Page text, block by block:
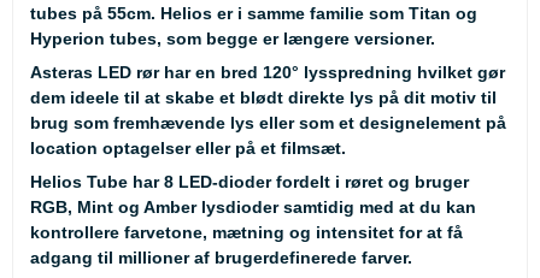
tubes på 55cm. Helios er i samme familie som Titan og
Hyperion tubes, som begge er længere versioner.
Asteras LED rør har en bred 120° lysspredning hvilket gør
dem ideele til at skabe et blødt direkte lys på dit motiv til
brug som fremhævende lys eller som et designelement på
location optagelser eller på et filmsæt.
Helios Tube har 8 LED-dioder fordelt i røret og bruger
RGB, Mint og Amber lysdioder samtidig med at du kan
kontrollere farvetone, mætning og intensitet for at få
adgang til millioner af brugerdefinerede farver.